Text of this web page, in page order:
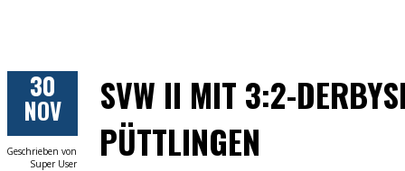
30
NOV
Geschrieben von
Super User
SVW II MIT 3:2-
PÜTTLINGEN